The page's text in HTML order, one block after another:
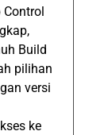
Build
pilihan
versi
ke